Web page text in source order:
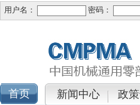
用户名： 密码：
新闻中心 政